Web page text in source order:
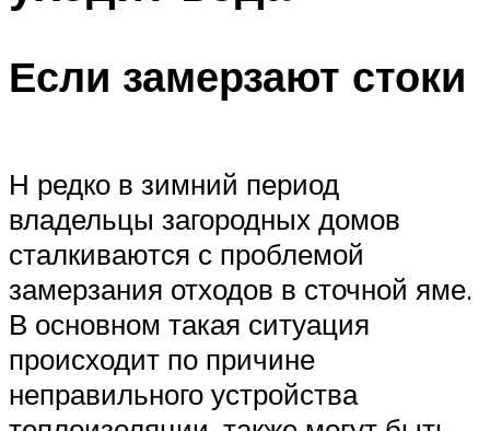
Если замерзают стоки
Н редко в зимний период
владельцы загородных домов
сталкиваются с проблемой
замерзания отходов в сточной яме.
В основном такая ситуация
происходит по причине
неправильного устройства